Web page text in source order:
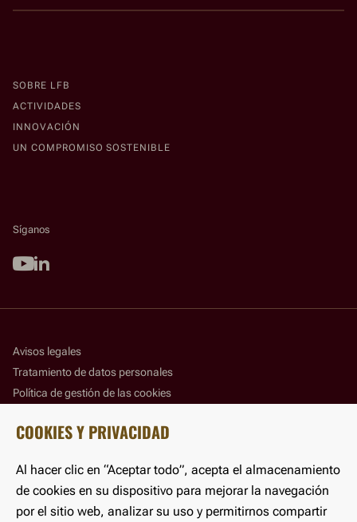
SOBRE LFB
ACTIVIDADES
INNOVACIÓN
UN COMPROMISO SOSTENIBLE
Síganos
Youtube
Linkedin
Avisos legales
Tratamiento de datos personales
Política de gestión de las cookies
Accesibilidad
©LFB 2025
COOKIES Y PRIVACIDAD
Al hacer clic en “Aceptar todo”, acepta el almacenamiento
de cookies en su dispositivo para mejorar la navegación
por el sitio web, analizar su uso y permitirnos compartir